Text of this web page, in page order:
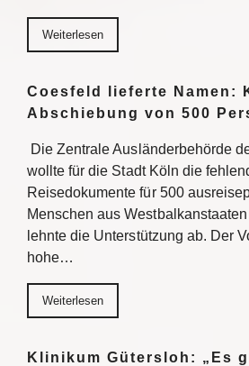
Weiterlesen
Coesfeld lieferte Namen:
Abschiebung von 500
Die Zentrale Ausländerbehörde
wollte für die Stadt Köln die
Reisedokumente für 500
Menschen aus
lehnte die Unterstützung ab. Der
hohe…
Weiterlesen
Klinikum Gütersloh: „Es